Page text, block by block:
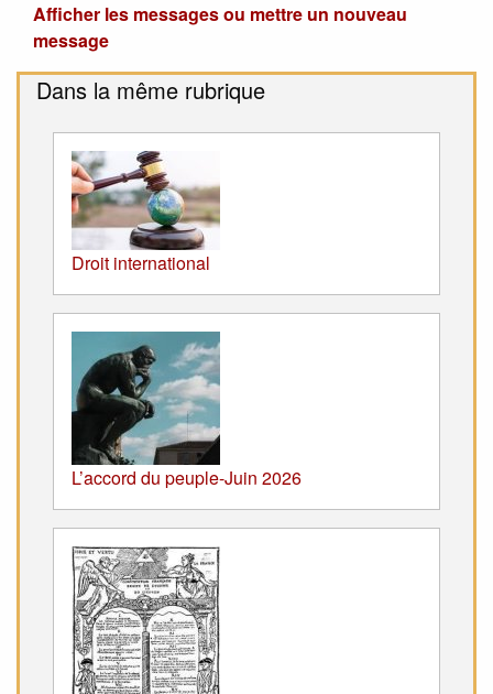
Afficher les messages ou mettre un nouveau
message
Dans la même rubrique
Droit international
L’accord du peuple-Juin 2026